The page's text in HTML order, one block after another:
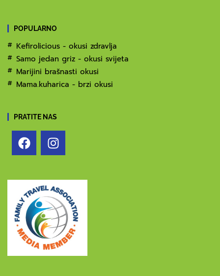
POPULARNO
Kefirolicious - okusi zdravlja
Samo jedan griz - okusi svijeta
Marijini brašnasti okusi
Mama.kuharica - brzi okusi
PRATITE NAS